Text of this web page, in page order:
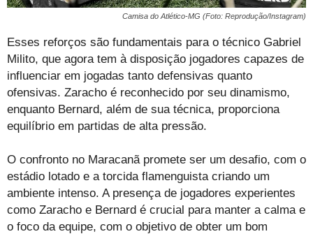
Camisa do Atlético-MG (Foto: Reprodução/Instagram)
Esses reforços são fundamentais para o técnico Gabriel
Milito, que agora tem à disposição jogadores capazes de
influenciar em jogadas tanto defensivas quanto
ofensivas. Zaracho é reconhecido por seu dinamismo,
enquanto Bernard, além de sua técnica, proporciona
equilíbrio em partidas de alta pressão.
O confronto no Maracanã promete ser um desafio, com o
estádio lotado e a torcida flamenguista criando um
ambiente intenso. A presença de jogadores experientes
como Zaracho e Bernard é crucial para manter a calma e
o foco da equipe, com o objetivo de obter um bom